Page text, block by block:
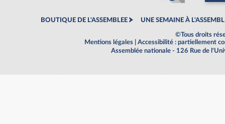
BOUTIQUE DE L'ASSEMBLEE UNE SEMAINE À
©Tous droits
Mentions légales
Accessibilité : partiellement
Assemblée nationale - 126 Rue de